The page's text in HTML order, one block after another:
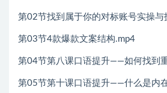
第02节找到属于你的对标账号实操与
第03节4款爆款文案结构.mp4
第04节第八课口语提升——如何找到
第05节第十课口语提升——什么是内